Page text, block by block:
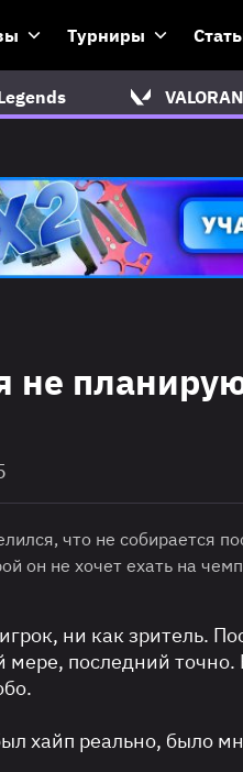
Турниры
не
что не собирается
он не хочет ехать на
ни как зритель.
последний точно.
хайп реально, было